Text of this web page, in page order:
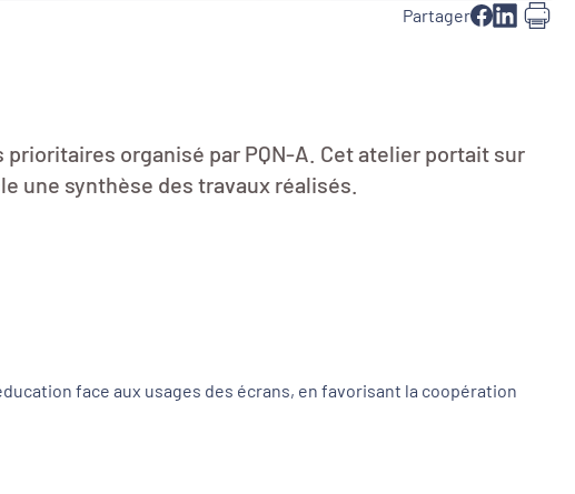
Partager
organisé par PQN-A. Cet atelier portait sur
une synthèse des travaux réalisés.
face aux usages des écrans, en favorisant la coopération